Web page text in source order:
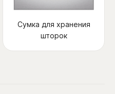
Сумка для хранения
шторок